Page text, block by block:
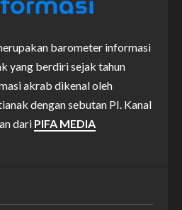
barometer informasi
yang berdiri sejak tahun
akrab dikenal oleh
dengan sebutan PI. Kanal
dari PIFA MEDIA